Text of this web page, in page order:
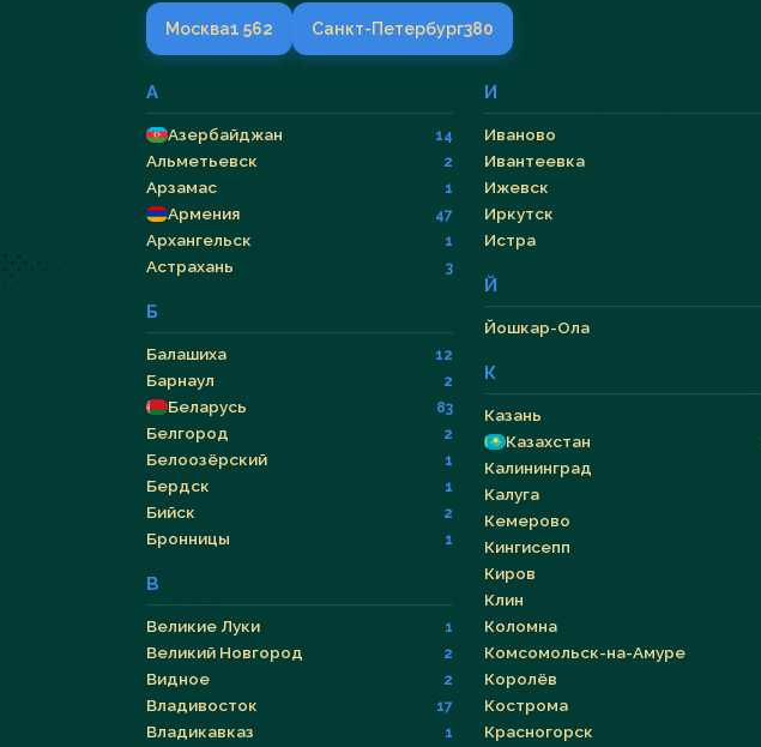
Москва1 562 Санкт-Петербург380
А
Азербайджан 14
Альметьевск 2
Арзамас 1
Армения 47
Архангельск 1
Астрахань 3
Б
Балашиха 12
Барнаул 2
Беларусь 83
Белгород 2
Белоозёрский 1
Бердск 1
Бийск 2
Бронницы 1
В
Великие Луки 1
Великий Новгород 2
Видное 2
Владивосток 17
Владикавказ 1
И
Иваново
Ивантеевка
Ижевск
Иркутск
Истра
Й
Йошкар-Ола
К
Казань
Казахстан
Калининград
Калуга
Кемерово
Кингисепп
Киров
Клин
Коломна
Комсомольск-на-Амуре
Королёв
Кострома
Красногорск